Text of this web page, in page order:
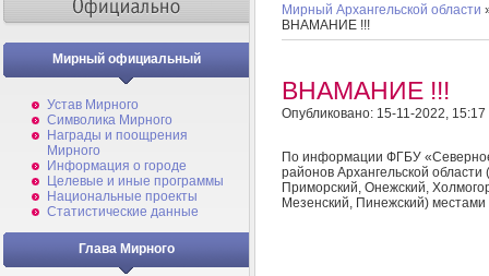
Мирный официальный
Устав Мирного
Символика Мирного
Награды и поощрения
Мирного
Информация о городе
Целевые и иные программы
Национальные проекты
Статистические данные
Глава Мирного
Мирный Архангельской области
ВНАМАНИЕ !!!
ВНАМАНИЕ !!!
Опубликовано: 15-11-2022, 15:17
По информации ФГБУ
районов Архангельской
Приморский, Онежский,
Мезенский, Пинежский) местами